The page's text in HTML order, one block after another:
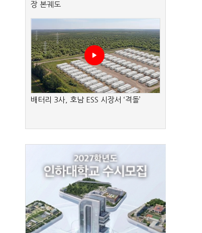
장 본궤도
배터리 3사, 호남 ESS 시장서 ‘격돌’